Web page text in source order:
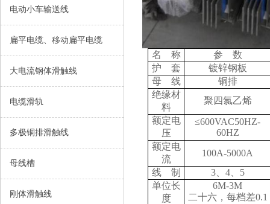
电动小车输送线
扁平电缆、移动扁平电缆
大电流钢体滑触线
电缆滑轨
多极铜排滑触线
母线槽
刚体滑触线
名 称
参 数
护 套
镀锌钢板
母 线
铜排
绝缘材
料
聚四氯乙烯
额定电
压
≤600VAC50HZ-
60HZ
额定电
流
100A-5000A
线 制
3、4、5
单位长
度
6M-3M
二十六，每档差0.1